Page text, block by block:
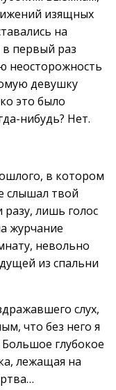
изящных
на
первый раз
неосторожность
девушку
это было
нибудь? Нет.
в котором
слышал твой
разу, лишь голос
журчание
невольно
из спальни
слух,
что без него я
глубокое
лежащая на